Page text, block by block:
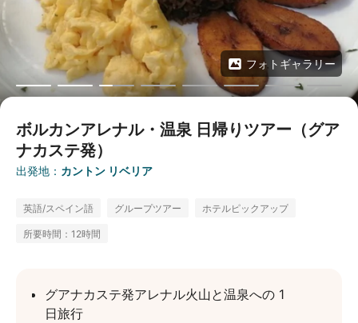
フォトギャラリー
ボルカンアレナル・温泉 日帰りツアー（グア
ナカステ発）
出発地： カントン リベリア
英語/スペイン語 グループツアー ホテルピックアップ
所要時間：12時間
グアナカステ発アレナル火山と温泉への 1
日旅行